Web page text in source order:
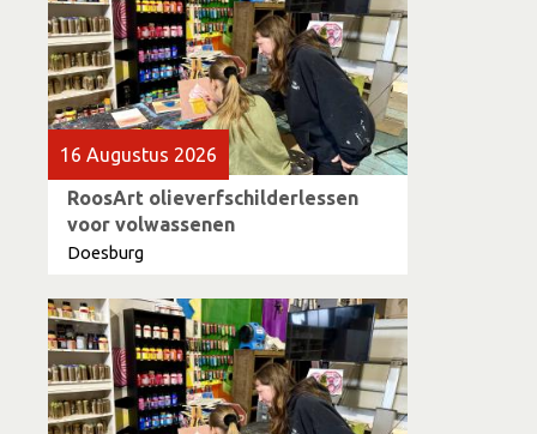
16 Augustus 2026
RoosArt olieverfschilderlessen
voor volwassenen
Doesburg